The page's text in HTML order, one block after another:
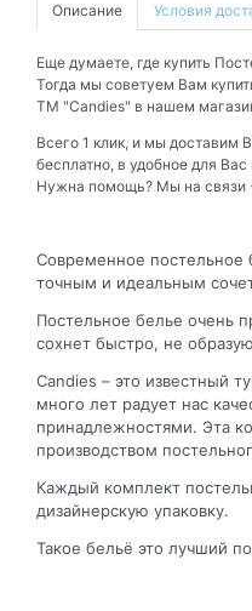
Описание Условия
Еще думаете, где купить
Тогда мы советуем Вам
ТМ "Candies" в нашем
Всего 1 клик, и мы доставим
бесплатно, в удобное для
Нужна помощь? Мы на
Современное постельное
точным и идеальным
Постельное белье очень
сохнет быстро, не
Candies – это известный
много лет радует нас
принадлежностями. Эта
производством
Каждый комплект
дизайнерскую упаковку.
Такое бельё это лучший